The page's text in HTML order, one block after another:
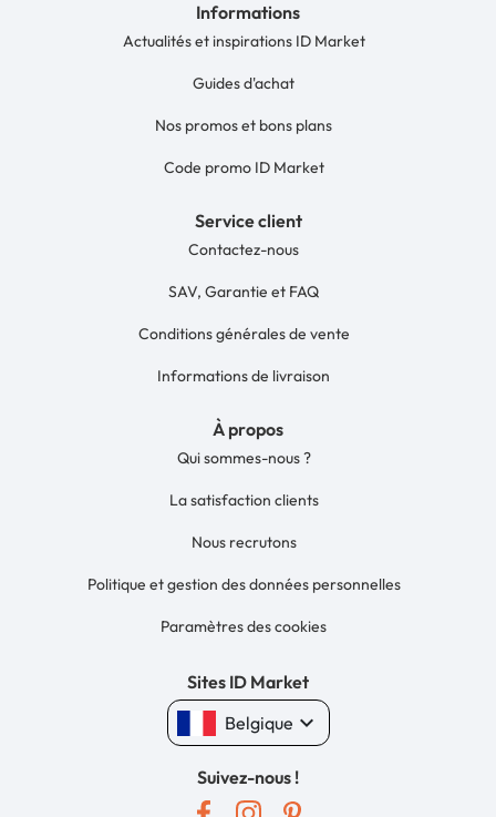
Informations
Actualités et inspirations ID Market
Guides d'achat
Nos promos et bons plans
Code promo ID Market
Service client
Contactez-nous
SAV, Garantie et FAQ
Conditions générales de vente
Informations de livraison
À propos
Qui sommes-nous ?
La satisfaction clients
Nous recrutons
Politique et gestion des données personnelles
Paramètres des cookies
Sites ID Market
Belgique keyboard_arrow_down
Suivez-nous !